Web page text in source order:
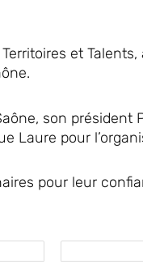
et
son
Laure pour
pour leur